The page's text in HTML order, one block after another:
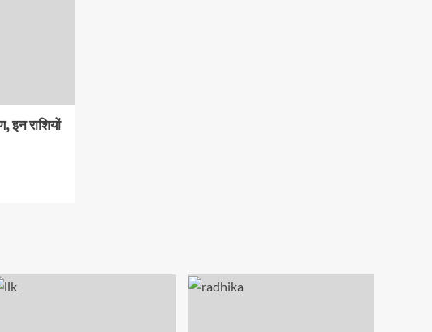
इन राशियों